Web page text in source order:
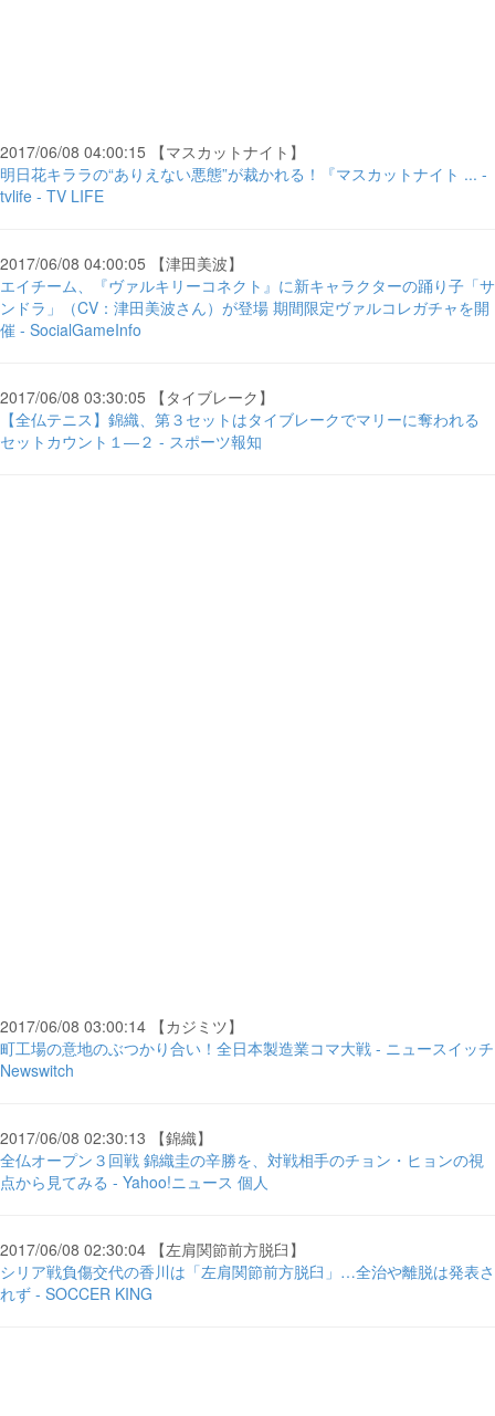
2017/06/08 04:00:15 【マスカットナイト】
明日花キララの“ありえない悪態”が裁かれる！『マスカットナイト ... -
tvlife - TV LIFE
2017/06/08 04:00:05 【津田美波】
エイチーム、『ヴァルキリーコネクト』に新キャラクターの踊り子「サ
ンドラ」（CV：津田美波さん）が登場 期間限定ヴァルコレガチャを開
催 - SocialGameInfo
2017/06/08 03:30:05 【タイブレーク】
【全仏テニス】錦織、第３セットはタイブレークでマリーに奪われる
セットカウント１―２ - スポーツ報知
2017/06/08 03:00:14 【カジミツ】
町工場の意地のぶつかり合い！全日本製造業コマ大戦 - ニュースイッチ
Newswitch
2017/06/08 02:30:13 【錦織】
全仏オープン３回戦 錦織圭の辛勝を、対戦相手のチョン・ヒョンの視
点から見てみる - Yahoo!ニュース 個人
2017/06/08 02:30:04 【左肩関節前方脱臼】
シリア戦負傷交代の香川は「左肩関節前方脱臼」…全治や離脱は発表さ
れず - SOCCER KING